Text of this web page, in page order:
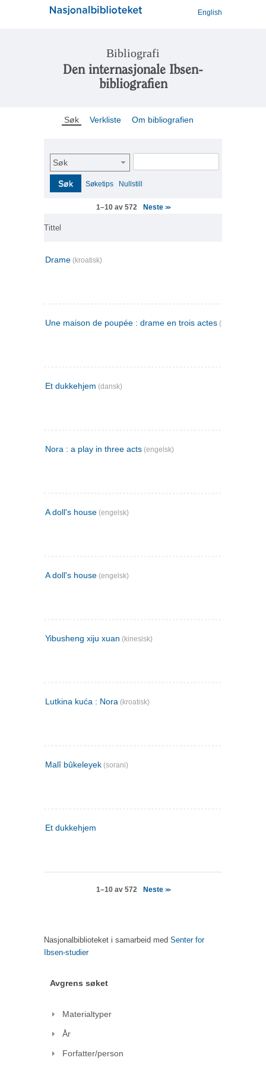
English
Bibliografi
Den internasjonale Ibsen-
bibliografien
Søk Verkliste Om bibliografien
Søk
Søk Søketips Nullstill
1–10 av 572 Neste >>
Tittel
Drame (kroatisk)
Une maison de poupée : drame en trois actes (fransk)
Et dukkehjem (dansk)
Nora : a play in three acts (engelsk)
A doll's house (engelsk)
A doll's house (engelsk)
Yibusheng xiju xuan (kinesisk)
Lutkina kuća : Nora (kroatisk)
Malî bûkeleyek (sorani)
Et dukkehjem
1–10 av 572 Neste >>
Nasjonalbiblioteket i samarbeid med Senter for
Ibsen-studier
Avgrens søket
Materialtyper
År
Forfatter/person